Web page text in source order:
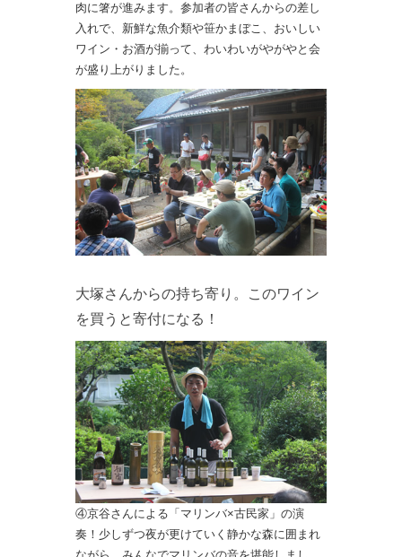
肉に箸が進みます。参加者の皆さんからの差し
入れで、新鮮な魚介類や笹かまぼこ、おいしい
ワイン・お酒が揃って、わいわいがやがやと会
が盛り上がりました。
大塚さんからの持ち寄り。このワイン
を買うと寄付になる！
④京谷さんによる「マリンバ×古民家」の演
奏！少しずつ夜が更けていく静かな森に囲まれ